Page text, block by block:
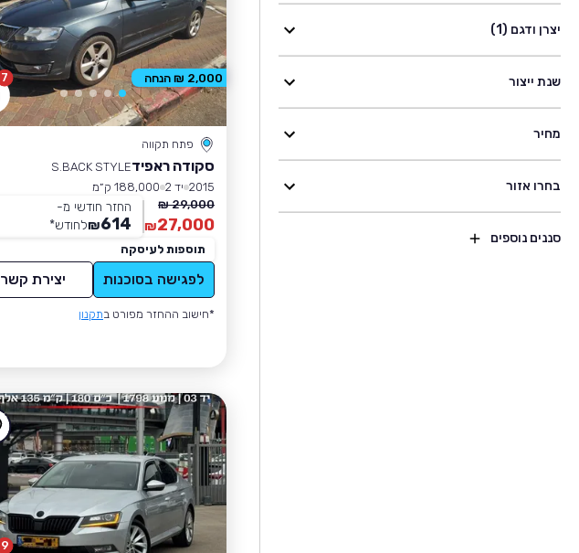
בהנחה
יצרן ודגם (1)
שנת ייצור
מחיר
בחרו אזור
סננים נוספים
7
פתח תקווה
סקודה ראפידS.BACK STYLE
2015 יד 2
188,000 ק״מ
29,000 ₪
27,000
₪
החזר חודשי מ-
614
₪לחודש*
תוספות לעיסקה
לפגישה בסוכנות יצירת קשר
*חישוב ההחזר מפורט בתקנון
2,000 ₪ הנחה
9